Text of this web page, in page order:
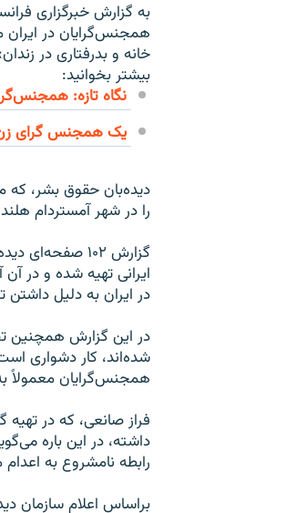
به گزارش خبرگزاری
همجنس‌گرایان در
خانه و بدرفتاری در
بیشتر بخوانید:
نگاه تازه:
یک همجنس گرای زن
دیده‌بان حقوق بشر، که
را در شهر آمستردام
در ایران به دلیل
در این گزارش همچنین
شده‌اند، کار دشواری
همجنس‌گرایان معمولاً
فراز صانعی، که در
داشته، در این باره
رابطه نامشروع به